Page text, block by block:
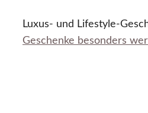
Luxus- und Lifestyle-
Geschenke besonders